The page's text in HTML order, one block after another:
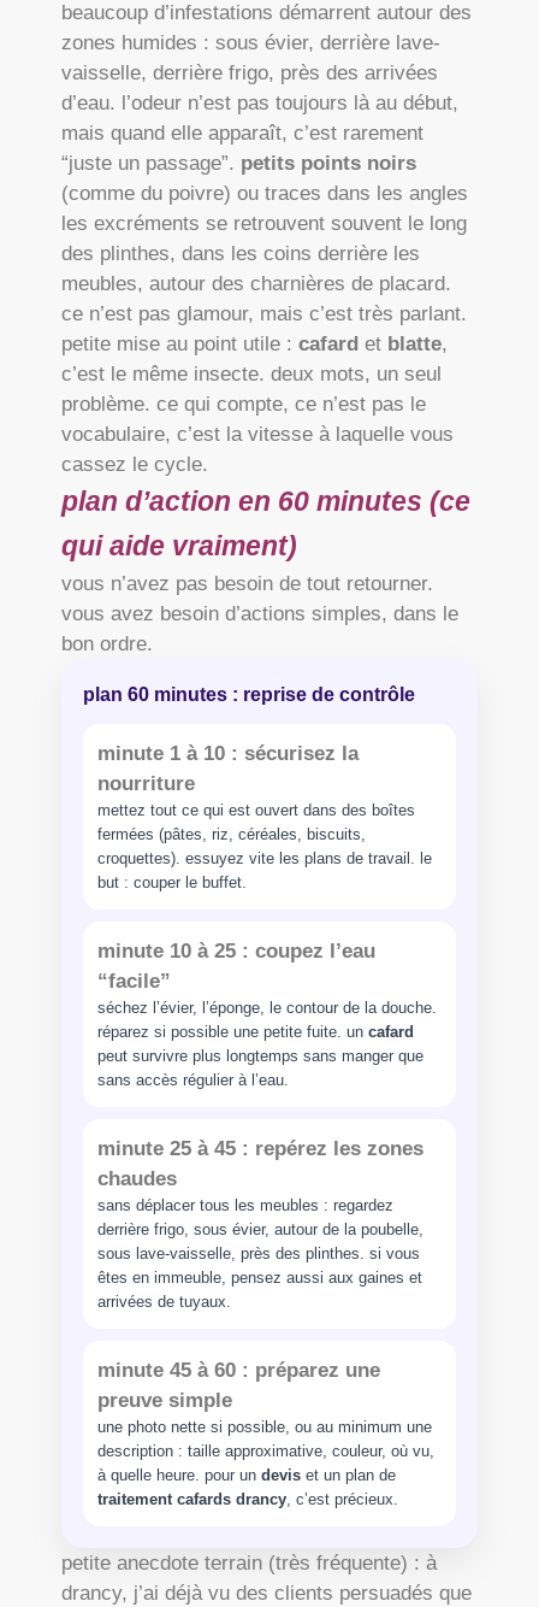
beaucoup d’infestations démarrent autour des
zones humides : sous évier, derrière lave-
vaisselle, derrière frigo, près des arrivées
d’eau. l’odeur n’est pas toujours là au début,
mais quand elle apparaît, c’est rarement
“juste un passage”. petits points noirs
(comme du poivre) ou traces dans les angles
les excréments se retrouvent souvent le long
des plinthes, dans les coins derrière les
meubles, autour des charnières de placard.
ce n’est pas glamour, mais c’est très parlant.
petite mise au point utile : cafard et blatte,
c’est le même insecte. deux mots, un seul
problème. ce qui compte, ce n’est pas le
vocabulaire, c’est la vitesse à laquelle vous
cassez le cycle.
plan d’action en 60 minutes (ce
qui aide vraiment)
vous n’avez pas besoin de tout retourner.
vous avez besoin d’actions simples, dans le
bon ordre.
plan 60 minutes : reprise de contrôle
minute 1 à 10 : sécurisez la
nourriture
mettez tout ce qui est ouvert dans des boîtes
fermées (pâtes, riz, céréales, biscuits,
croquettes). essuyez vite les plans de travail. le
but : couper le buffet.
minute 10 à 25 : coupez l’eau
“facile”
séchez l’évier, l’éponge, le contour de la douche.
réparez si possible une petite fuite. un cafard
peut survivre plus longtemps sans manger que
sans accès régulier à l’eau.
minute 25 à 45 : repérez les zones
chaudes
sans déplacer tous les meubles : regardez
derrière frigo, sous évier, autour de la poubelle,
sous lave-vaisselle, près des plinthes. si vous
êtes en immeuble, pensez aussi aux gaines et
arrivées de tuyaux.
minute 45 à 60 : préparez une
preuve simple
une photo nette si possible, ou au minimum une
description : taille approximative, couleur, où vu,
à quelle heure. pour un devis et un plan de
traitement cafards drancy, c’est précieux.
petite anecdote terrain (très fréquente) : à
drancy, j’ai déjà vu des clients persuadés que